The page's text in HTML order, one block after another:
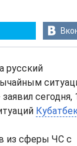
русский
сегодня,
из сферы ЧС с